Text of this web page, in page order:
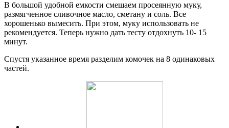
В большой удобной емкости смешаем просеянную муку,
размягченное сливочное масло, сметану и соль. Все
хорошенько вымесить. При этом, муку использовать не
рекомендуется. Теперь нужно дать тесту отдохнуть 10- 15
минут.
Спустя указанное время разделим комочек на 8 одинаковых
частей.